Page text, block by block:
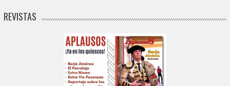
REVISTAS